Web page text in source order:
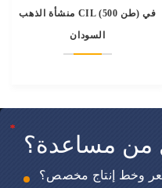
منشأة الذهب CIL (500 طن) في
السودان
من مساعدة؟
وخط إنتاج مخصص؟
*
*
*